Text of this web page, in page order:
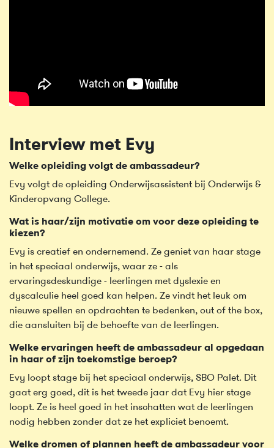
Interview met Evy
Welke opleiding volgt de ambassadeur?
Evy volgt de opleiding Onderwijsassistent bij Onderwijs &
Kinderopvang College.
Wat is haar/zijn motivatie om voor deze opleiding te
kiezen?
Evy is creatief en ondernemend. Ze geniet van haar stage
in het speciaal onderwijs, waar ze - als
ervaringsdeskundige - leerlingen met dyslexie en
dyscalculie heel goed kan helpen. Ze vindt het leuk om
nieuwe spellen en opdrachten te bedenken, out of the box,
die aansluiten bij de behoefte van de leerlingen.
Welke ervaringen heeft de ambassadeur al opgedaan
in haar of zijn toekomstige beroep?
Evy loopt stage bij het speciaal onderwijs, SBO Palet. Dit
gaat erg goed, dit is het tweede jaar dat Evy hier stage
loopt. Ze is heel goed in het inschatten wat de leerlingen
nodig hebben zonder dat ze het expliciet benoemt.
Welke dromen of plannen heeft de ambassadeur voor